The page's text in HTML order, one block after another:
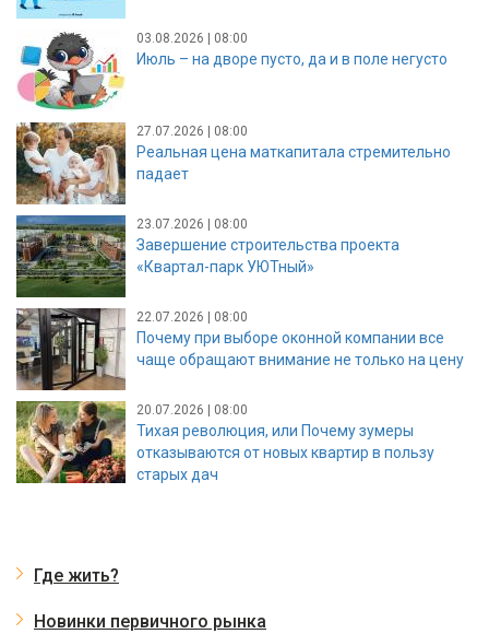
03.08.2026 | 08:00
Июль – на дворе пусто, да и в поле негусто
27.07.2026 | 08:00
Реальная цена маткапитала стремительно
падает
23.07.2026 | 08:00
Завершение строительства проекта
«Квартал-парк УЮТный»
22.07.2026 | 08:00
Почему при выборе оконной компании все
чаще обращают внимание не только на цену
20.07.2026 | 08:00
Тихая революция, или Почему зумеры
отказываются от новых квартир в пользу
старых дач
Где жить?
Новинки первичного рынка